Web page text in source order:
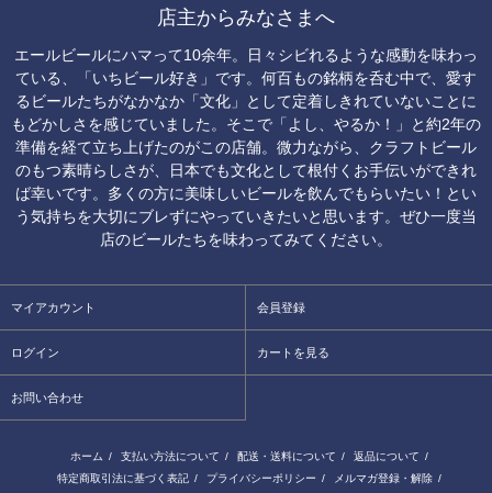
店主からみなさまへ
エールビールにハマって10余年。日々シビれるような感動を味わっ
ている、「いちビール好き」です。何百もの銘柄を呑む中で、愛す
るビールたちがなかなか「文化」として定着しきれていないことに
もどかしさを感じていました。そこで「よし、やるか！」と約2年の
準備を経て立ち上げたのがこの店舗。微力ながら、クラフトビール
のもつ素晴らしさが、日本でも文化として根付くお手伝いができれ
ば幸いです。多くの方に美味しいビールを飲んでもらいたい！とい
う気持ちを大切にブレずにやっていきたいと思います。ぜひ一度当
店のビールたちを味わってみてください。
マイアカウント 会員登録
ログイン カートを見る
お問い合わせ
ホーム / 支払い方法について / 配送・送料について / 返品について /
特定商取引法に基づく表記 / プライバシーポリシー / メルマガ登録・解除 /